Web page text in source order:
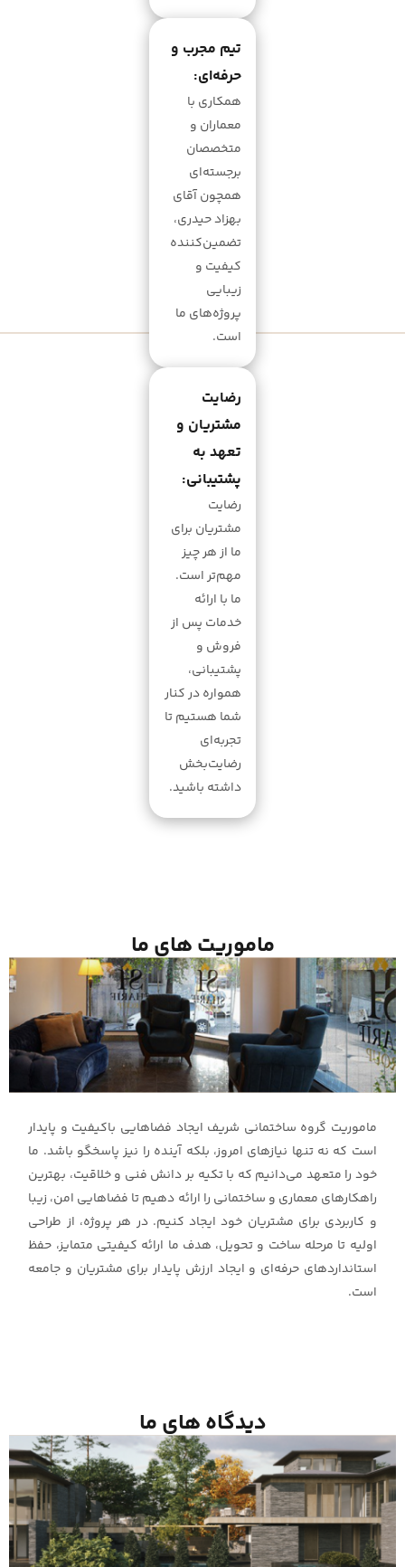
تیم مجرب و
حرفه‌ای:
همکاری با
معماران و
متخصصان
برجسته‌ای
همچون آقای
بهزاد حیدری،
تضمین‌کننده
کیفیت و
زیبایی
پروژه‌های ما
است.
رضایت
مشتریان و
تعهد به
پشتیبانی:
رضایت
مشتریان برای
ما از هر چیز
مهم‌تر است.
ما با ارائه
خدمات پس از
فروش و
پشتیبانی،
همواره در کنار
شما هستیم تا
تجربه‌ای
رضایت‌بخش
داشته باشید.
ماموریت های ما
ماموریت گروه ساختمانی شریف ایجاد فضاهایی باکیفیت و پایدار
است که نه تنها نیازهای امروز، بلکه آینده را نیز پاسخگو باشد. ما
خود را متعهد می‌دانیم که با تکیه بر دانش فنی و خلاقیت، بهترین
راهکارهای معماری و ساختمانی را ارائه دهیم تا فضاهایی امن، زیبا
و کاربردی برای مشتریان خود ایجاد کنیم. در هر پروژه، از طراحی
اولیه تا مرحله ساخت و تحویل، هدف ما ارائه کیفیتی متمایز، حفظ
استانداردهای حرفه‌ای و ایجاد ارزش پایدار برای مشتریان و جامعه
است.
دیدگاه های ما